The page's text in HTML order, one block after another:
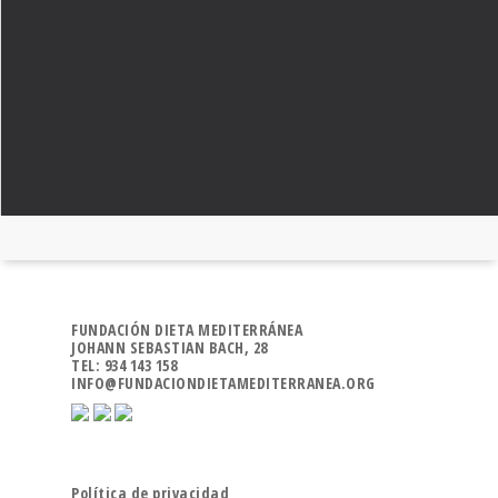
FUNDACIÓN DIETA MEDITERRÁNEA
JOHANN SEBASTIAN BACH, 28
TEL: 934 143 158
INFO@FUNDACIONDIETAMEDITERRANEA.ORG
Política de privacidad